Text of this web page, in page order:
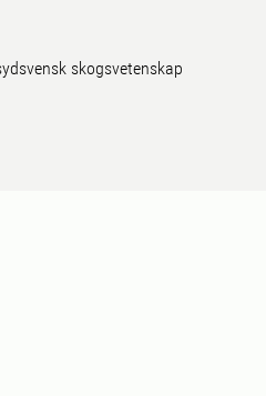
skogsvetenskap